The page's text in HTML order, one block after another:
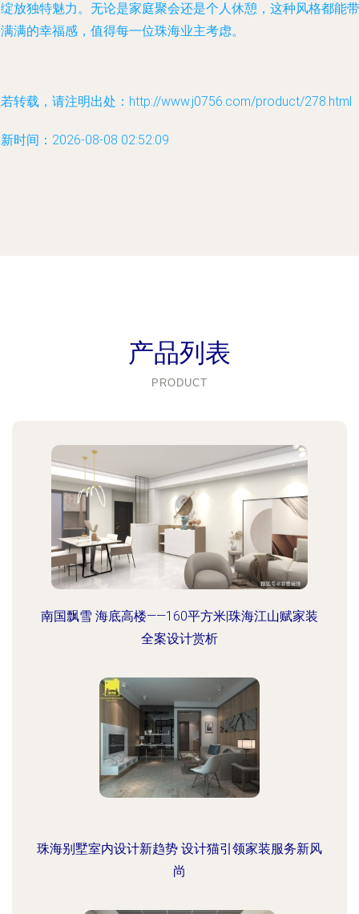
放独特魅力。无论是家庭聚会还是个人休憩，这种风格都能带
满的幸福感，值得每一位珠海业主考虑。
转载，请注明出处：http://www.j0756.com/product/278.html
时间：2026-08-08 02:52:09
产品列表
PRODUCT
南国飘雪 海底高楼——160平方米|珠海江山赋家装
全案设计赏析
珠海别墅室内设计新趋势 设计猫引领家装服务新风
尚